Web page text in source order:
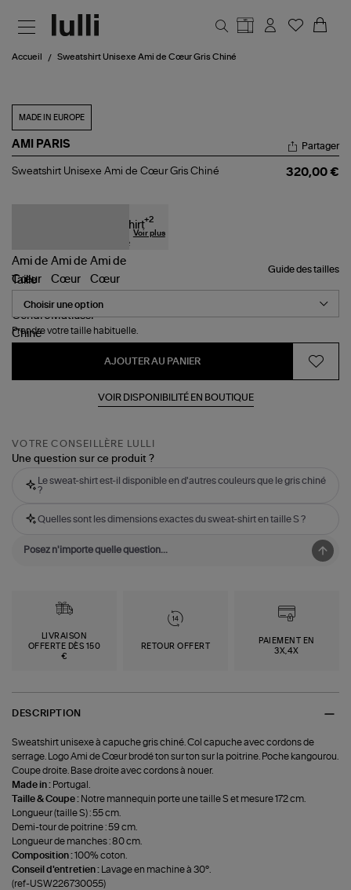
Accueil Sweatshirt Unisexe Ami de Cœur Gris Chiné
MADE IN EUROPE
AMI PARIS
Sweatshirt
Partager
Sweatshirt Unisexe Ami de Cœur Gris Chiné 320,00 €
+2
Voir plus
Guide des tailles
Taille
Prendre votre taille habituelle.
AJOUTER AU PANIER
VOIR DISPONIBILITÉ EN BOUTIQUE
VOTRE CONSEILLÈRE LULLI
Une question sur ce produit ?
Le sweat-shirt est-il disponible en d'autres couleurs que le gris chiné
?
Quelles sont les dimensions exactes du sweat-shirt en taille S ?
LIVRAISON
OFFERTE DÈS 150
€
RETOUR OFFERT
PAIEMENT EN
3X,4X
DESCRIPTION
Sweatshirt unisexe à capuche gris chiné. Col capuche avec cordons de
serrage. Logo Ami de Cœur brodé ton sur ton sur la poitrine. Poche kangourou.
Coupe droite. Base droite avec cordons à nouer.
Made in : Portugal.
Taille & Coupe : Notre mannequin porte une taille S et mesure 172 cm.
Longueur (taille S) : 55 cm.
Demi-tour de poitrine : 59 cm.
Longueur de manches : 80 cm.
Composition :100% coton.
Conseil d'entretien :
Lavage en machine à 30°.
(ref-USW226730055)